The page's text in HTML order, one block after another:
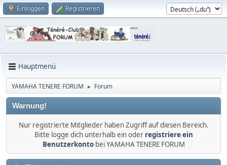
Einloggen Registrieren
Hauptmenü
YAMAHA TENERE FORUM ► Forum
Warnung!
Nur registrierte Mitglieder haben Zugriff auf diesen Bereich.
Bitte logge dich unterhalb ein oder registriere ein
Benutzerkontobei YAMAHA TENERE FORUM